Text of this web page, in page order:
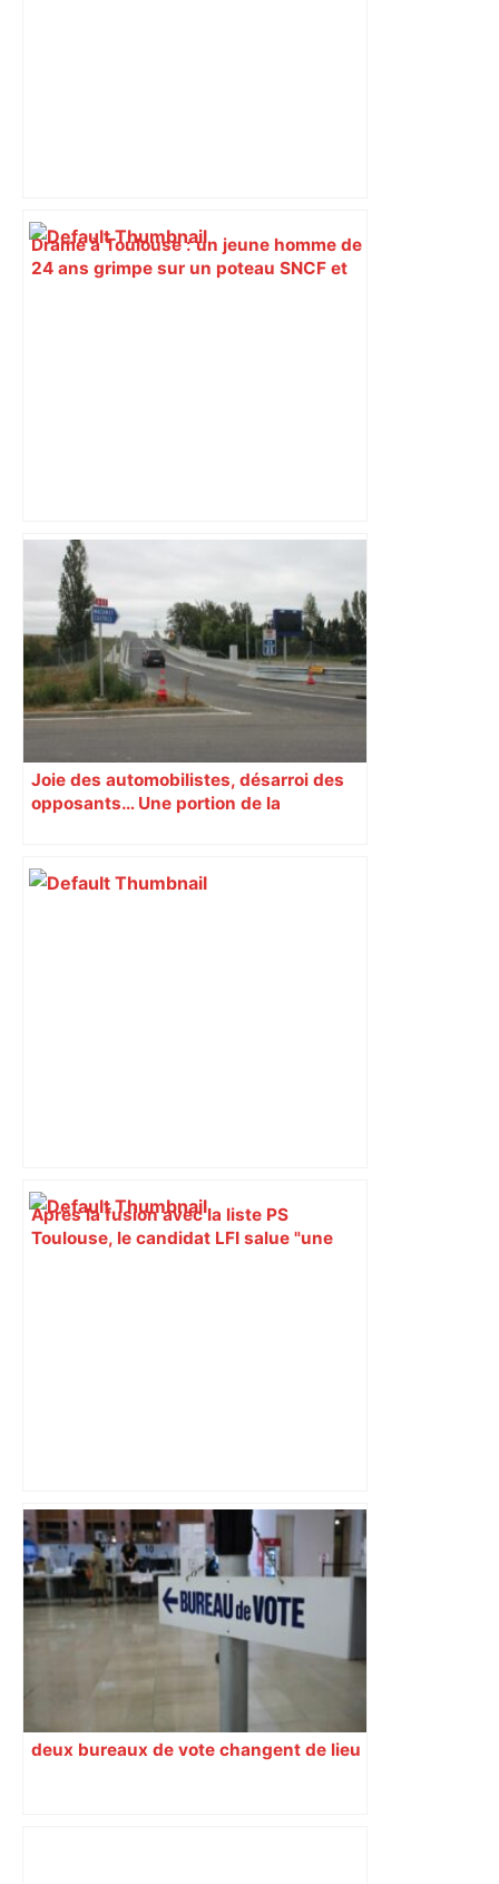
Drame à Toulouse : un jeune homme de
24 ans grimpe sur un poteau SNCF et
EXCLUSIF. Des sacs d’ordures jetés des
étages d’un immeuble de Toulouse en
pleine canicule empoisonnent le
quotidien des habitants : "C’est devenu
impossible d’ouvrir les fenêtres !" –
ladepeche.fr
Joie des automobilistes, désarroi des
opposants… Une portion de la
Après la fusion avec la liste PS
Toulouse, le candidat LFI salue "une
A680 Toulouse fermée dans les 2 sens
– Radio VINCI Autoroutes
deux bureaux de vote changent de lieu